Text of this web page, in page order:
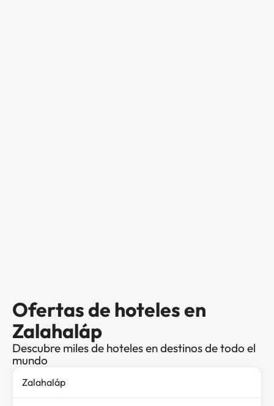
Ofertas de hoteles en
Zalahaláp
Descubre miles de hoteles en destinos de todo el
mundo